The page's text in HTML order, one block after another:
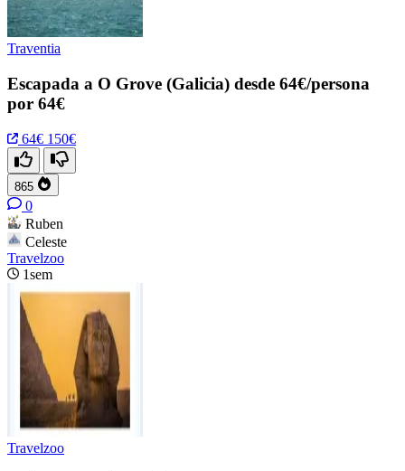
Traventia
Escapada a O Grove (Galicia) desde 64€/persona
por 64€
64€ 150€
865
0
Ruben
Celeste
Travelzoo
1sem
Travelzoo